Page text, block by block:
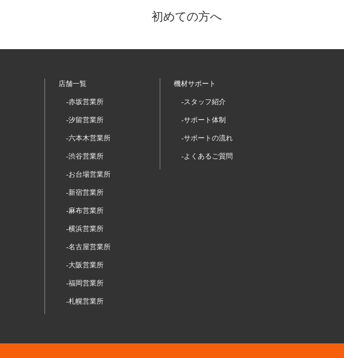
初めての方へ
店舗一覧
-赤坂営業所
-汐留営業所
-六本木営業所
-渋谷営業所
-お台場営業所
-新宿営業所
-麻布営業所
-横浜営業所
-名古屋営業所
-大阪営業所
-福岡営業所
-札幌営業所
機材サポート
-スタッフ紹介
-サポート体制
-サポートの流れ
-よくあるご質問